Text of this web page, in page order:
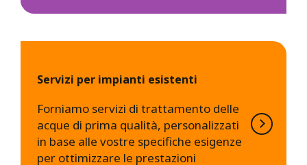
Servizi per impianti esistenti
Forniamo servizi di trattamento delle
acque di prima qualità, personalizzati
in base alle vostre specifiche esigenze
per ottimizzare le prestazioni